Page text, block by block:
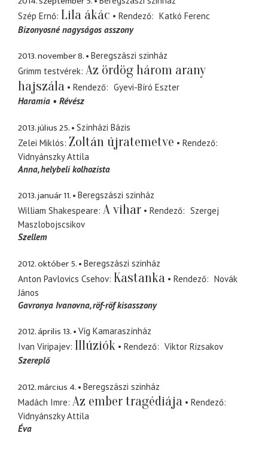
Szép Ernő Lila ákác Rendező
Katkó Ferenc
Bizonyosné nagyságos asszony
2013. november 8.
Beregszászi szinház
Grimm testvérek Az ördög három arany
hajszála
Rendező
Gyevi-Bíró Eszter
Haramia
Révész
2013. július 25.
Színházi Bázis
Zelei Miklós Zoltán újratemetve
Rendező
Vidnyánszky Attila
Anna helybeli kolhozista
2013. január 11.
Beregszászi szinház
William Shakespeare A vihar Rendező
Szergej
Maszlobojscsikov
Szellem
2012. október 5.
Beregszászi szinház
Anton Pavlovics Csehov Kastanka Rendező
Novák
János
Gavronya Ivanovna röf-röf kisasszony
2012. április 13.
Víg Kamaraszínház
Ivan Viripajev Illúziók Rendező
Viktor Rizsakov
Szereplő
2012. március 4.
Beregszászi szinház
Madách Imre Az ember tragédiája
Rendező
Vidnyánszky Attila
Éva